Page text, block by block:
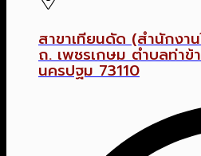
สาขาเทียนดัด (สำนักง
ถ. เพชรเกษม ตำบลท่าข้
นครปฐม 73110